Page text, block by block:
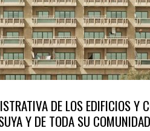
DE LOS EDIFICIOS Y
Y DE TODA SU COMUNIDAD